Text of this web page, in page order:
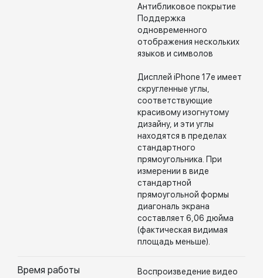
Антибликовое покрытие
Поддержка
одновременного
отображения нескольких
языков и символов
Дисплей iPhone 17e имеет
скругленные углы,
соответствующие
красивому изогнутому
дизайну, и эти углы
находятся в пределах
стандартного
прямоугольника. При
измерении в виде
стандартной
прямоугольной формы
диагональ экрана
составляет 6,06 дюйма
(фактическая видимая
площадь меньше).
Время работы
Воспроизведение видео